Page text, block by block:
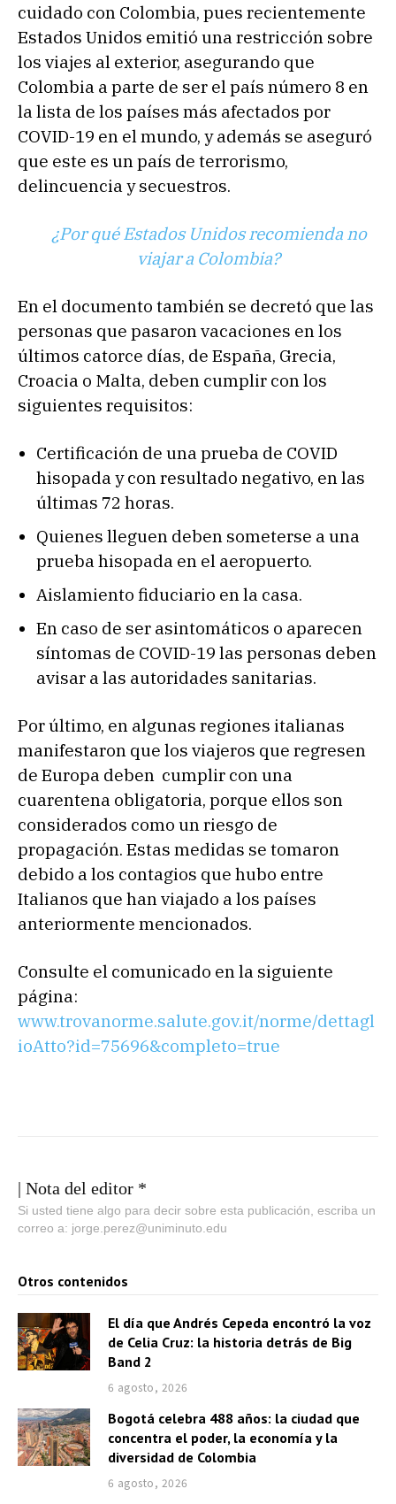
cuidado con Colombia, pues recientemente
Estados Unidos emitió una restricción sobre
los viajes al exterior, asegurando que
Colombia a parte de ser el país número 8 en
la lista de los países más afectados por
COVID-19 en el mundo, y además se aseguró
que este es un país de terrorismo,
delincuencia y secuestros.
¿Por qué Estados Unidos recomienda no
viajar a Colombia?
En el documento también se decretó que las
personas que pasaron vacaciones en los
últimos catorce días, de España, Grecia,
Croacia o Malta, deben cumplir con los
siguientes requisitos:
Certificación de una prueba de COVID
hisopada y con resultado negativo, en las
últimas 72 horas.
Quienes lleguen deben someterse a una
prueba hisopada en el aeropuerto.
Aislamiento fiduciario en la casa.
En caso de ser asintomáticos o aparecen
síntomas de COVID-19 las personas deben
avisar a las autoridades sanitarias.
Por último, en algunas regiones italianas
manifestaron que los viajeros que regresen
de Europa deben cumplir con una
cuarentena obligatoria, porque ellos son
considerados como un riesgo de
propagación. Estas medidas se tomaron
debido a los contagios que hubo entre
Italianos que han viajado a los países
anteriormente mencionados.
Consulte el comunicado en la siguiente
página:
www.trovanorme.salute.gov.it/norme/dettagl
ioAtto?id=75696&completo=true
| Nota del editor *
Si usted tiene algo para decir sobre esta publicación, escriba un
correo a: jorge.perez@uniminuto.edu
Otros contenidos
El día que Andrés Cepeda encontró la voz
de Celia Cruz: la historia detrás de Big
Band 2
6 agosto, 2026
Bogotá celebra 488 años: la ciudad que
concentra el poder, la economía y la
diversidad de Colombia
6 agosto, 2026